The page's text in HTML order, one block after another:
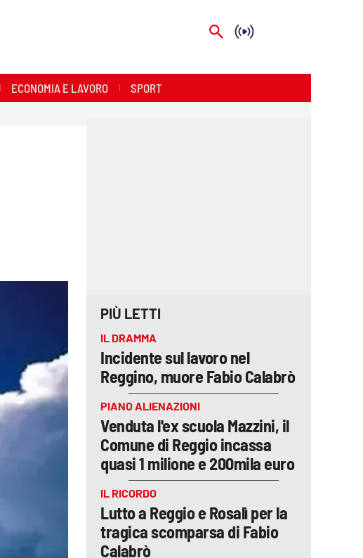
ECONOMIA E LAVORO SPORT
PIÙ LETTI
IL DRAMMA
Incidente sul lavoro nel
Reggino, muore Fabio Calabrò
PIANO ALIENAZIONI
Venduta l'ex scuola Mazzini, il
Comune di Reggio incassa
quasi 1 milione e 200mila euro
IL RICORDO
Lutto a Reggio e Rosalì per la
tragica scomparsa di Fabio
Calabrò